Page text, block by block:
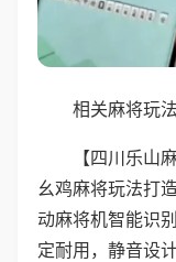
相关麻将玩
【四川乐山
幺鸡麻将玩法打
动麻将机智能识
定耐用，静音设